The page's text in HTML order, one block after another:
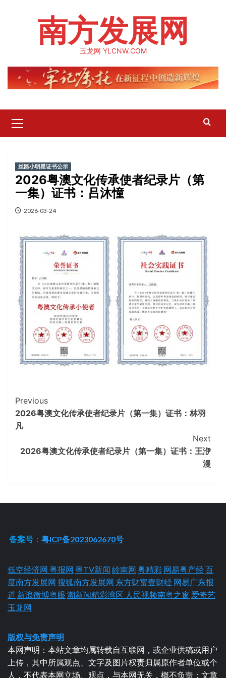
南方发展网
玉龙网 YLCNW.COM
Menu
丝路小明星证书公示
2026粤澳文化传承使者纪录片（第
一集）证书：吕沐憧
2026-03-24
Continue
Reading
Previous
2026粤澳文化传承使者纪录片（第一集）证书：林羽
凡
Next
2026粤澳文化传承使者纪录片（第一集）证书：王洢
漫
备案号：粤ICP备2023062670号
低空经济网 粤报网 粤TV新闻 岭南网 粤精彩 网易粤产经百
度南方发展网 搜狐南方发展网 东方财富壹财经 网易广东报
道 新浪微博粤眼 潮新闻精彩湾区 人民视频南粤之窗 爱奇艺
玉龙网
版权与免责声明
本网声明：本站文章均属转载自互联网，或企业供稿或用户
上传，其中所属观点、文字及图片权责归属原作者单位或个
人，不代表本网立场、观点，与本网无关，概不负责；文章